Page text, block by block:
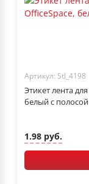
Артикул: Stl_4198
Этикет лента
белый с полосой
1.98 руб.